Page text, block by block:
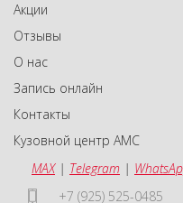
Акции
Отзывы
О нас
Запись онлайн
Контакты
Кузовной центр АМС
MAX| Telegram |
+7 (925) 525-0485